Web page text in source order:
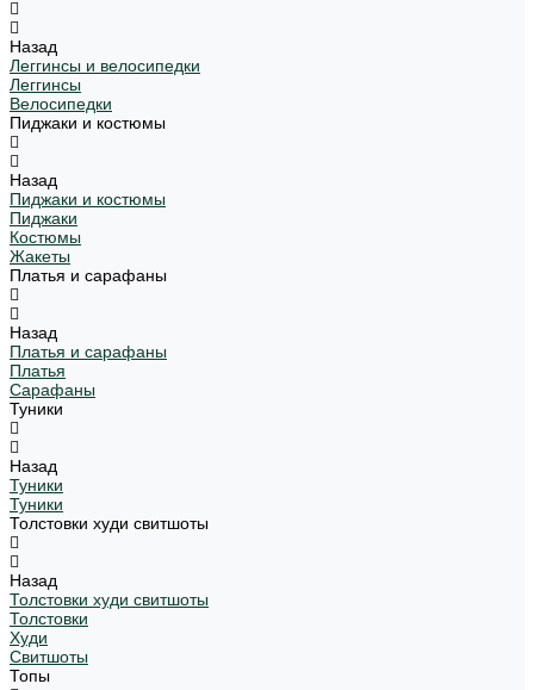
Назад
Леггинсы и велосипедки
Леггинсы
Велосипедки
Пиджаки и костюмы
Назад
Пиджаки и костюмы
Пиджаки
Костюмы
Жакеты
Платья и сарафаны
Назад
Платья и сарафаны
Платья
Сарафаны
Туники
Назад
Туники
Туники
Толстовки худи свитшоты
Назад
Толстовки худи свитшоты
Толстовки
Худи
Свитшоты
Топы